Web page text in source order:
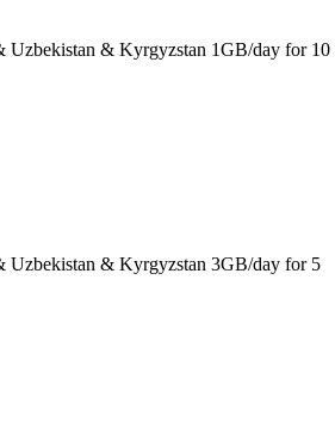
Uzbekistan & Kyrgyzstan 1GB/day for 10
Uzbekistan & Kyrgyzstan 3GB/day for 5